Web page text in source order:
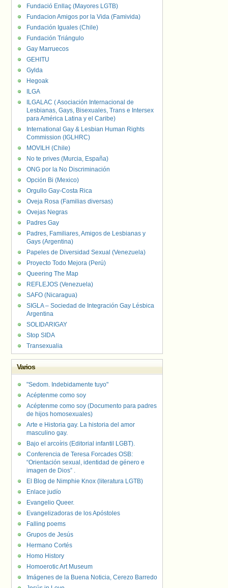
Fundació Enllaç (Mayores LGTB)
Fundacion Amigos por la Vida (Famivida)
Fundación Iguales (Chile)
Fundación Triángulo
Gay Marruecos
GEHITU
Gylda
Hegoak
ILGA
ILGALAC ( Asociación Internacional de
Lesbianas, Gays, Bisexuales, Trans e Intersex
para América Latina y el Caribe)
International Gay & Lesbian Human Rights
Commission (IGLHRC)
MOVILH (Chile)
No te prives (Murcia, España)
ONG por la No Discriminación
Opción Bi (Mexico)
Orgullo Gay-Costa Rica
Oveja Rosa (Familias diversas)
Ovejas Negras
Padres Gay
Padres, Familiares, Amigos de Lesbianas y
Gays (Argentina)
Papeles de Diversidad Sexual (Venezuela)
Proyecto Todo Mejora (Perú)
Queering The Map
REFLEJOS (Venezuela)
SAFO (Nicaragua)
SIGLA – Sociedad de Integración Gay Lésbica
Argentina
SOLIDARIGAY
Stop SIDA
Transexualia
Varios
"Sedom. Indebidamente tuyo"
Acéptenme como soy
Acéptenme como soy (Documento para padres
de hijos homosexuales)
Arte e Historia gay. La historia del amor
masculino gay.
Bajo el arcoíris (Editorial infantil LGBT).
Conferencia de Teresa Forcades OSB:
“Orientación sexual, identidad de género e
imagen de Dios” .
El Blog de Nimphie Knox (literatura LGTB)
Enlace judío
Evangelio Queer.
Evangelizadoras de los Apóstoles
Falling poems
Grupos de Jesús
Hermano Cortés
Homo History
Homoerotic Art Museum
Imágenes de la Buena Noticia, Cerezo Barredo